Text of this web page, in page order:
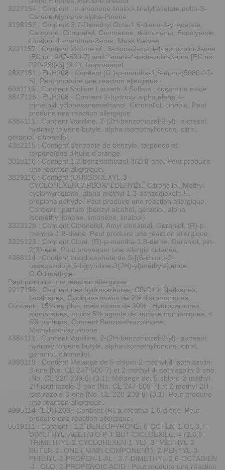
3227154 : Contient : d-limonene,linalool,linalyl acetate,delta-3-
Carene,Myrcene,alpha-Pinene
3198157 : Contient 3,7-Dimethyl Octa-1,6-diene-3-yl Acetate,
Camphre, Citronellol, Coumarine, d-limonène, Eucalyptole,
Linalool, L-menthan-3-one, Musk Ketone
3221157 : Contient Mixture of : 5-cloro-2-metil-4-isotiazolin-3-one
[EC no. 247-500-7] and 2-metil-4-isotiazolin-3-one [EC no.
220-239-6] (3:1), Isopropanol
2837151 : EUH208 : Contient (R )-p-mentha-1,8-diène(5989-27-
5). Peut produire une réaction allergique.
6031116 : Contient Sodium Laureth-3 Sulfate ; cocamine oxide
3847126 : EUH208 - Contient 2-hydroxy-alpha,alpha,4-
triméthylcyclohexaneméthanol, Citronellol, cinéole. Peut
produire une réaction allergique
4384111 : Contient Vanilline, 2-(2H-benzotriazol-2-yl)- p-cresol,
hydroxy toluène butylé, alpha-isomethylionone, citral,
géraniol, citronellol.
4382115 : Contient Benzoate de benzyle, terpènes et
terpénoïdes d’huile d’orange.
3018116 : Contient 1,2-benzisothiazol-3(2H)-one. Peut produire
une réaction allergique.
3829116 : Contient (OH)ISOHEXYL-3-
CYCLOHEXENCARBOXALDEHYDE, Citronellol, Methyl
cyclomyrcetone, alpha-méthyl-1,3-benzodioxole-5-
propionaldéhyde. Peut produire une réaction allergique.
Contient : parfum (benzyl alcohol, géraniol, alpha-
Isométhyl ionone, limonène, linalool)
3323128 : Contient Citronellol, Amyl cinnamal, Geraniol, (R)-p-
mentha-1,8-diene. Peut produire une réaction allergique.
3325123 : Contient Citral, (R)-p-mentha-1,8-diene, Geraniol, pin-
2(3)-ene. Peut provoquer une allergie cutanée.
4368114 : Contient thiophosphate de S-[(6-chloro-2-
oxooxazolo[4,5-b]pyridine-3(2H)-yl)méthyle] et de
O,Odiméthyle.
Peut produire une réaction allergique.
2217156 : Contient des hydrocarbures, C9-C10, N-alcanes,
Isoalcanes, Cycliques moins de 2% d'aromatiques.
Contient : 15% ou plus, mais moins de 30% : Hydrocarbures
aliphatiques; moins 5% agents de surface non ioniques, <
5% parfums, Contient Benzisothiazolinone,
Methylisothiazolinone.
4384111 : Contient Vanilline, 2-(2H-benzotriazol-2-yl)- p-cresol,
hydroxy toluène butylé, alpha-isomethylionone, citral,
géraniol, citronellol.
4993119 : Contient Mélange de 5-chloro-2-méthyl-4-isothiazolin-
3-one [No. CE 247-500-7] et 2-méthyl-4-isothiazolin-3-one
[No. CE 220-239-6] (3:1); Mélange de: 5-chloro-2-méthyl-
2H-isothiazole-3-one [No. CE 247-500-7] et 2-methyl-2H-
isothiazole-3-one [No. CE 220-239-6] (3:1). Peut produire
une réaction allergique.
4995114 : EUH 208 : Contient (R)-p-mentha-1,8-diène. Peut
produire une réaction allergique.
5519111 : Contient : 1,2-BENZOPYRONE; 6-OCTEN-1-OL,3,7-
DIMETHYL; ACETATO P-T-BUT-CICLOEXILE; 4-(2,6,6-
TRIMETHYL-2-CYCLOHEXEN-1-YL) -3- METHYL-3-
BUTEN-2- ONE ( MAIN COMPONENT); 2-PENTYL-3-
PHENYL-2-PROPEN-1-AL ; 3,7-DIMETHYL-2,6-OCTADIEN
-1- OLO; 2-PROPENOIC ACID : Peut produire une réaction